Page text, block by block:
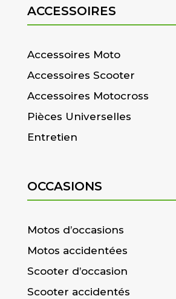
ACCESSOIRES
Accessoires Moto
Accessoires Scooter
Accessoires Motocross
Pièces Universelles
Entretien
OCCASIONS
Motos d’occasions
Motos accidentées
Scooter d’occasion
Scooter accidentés